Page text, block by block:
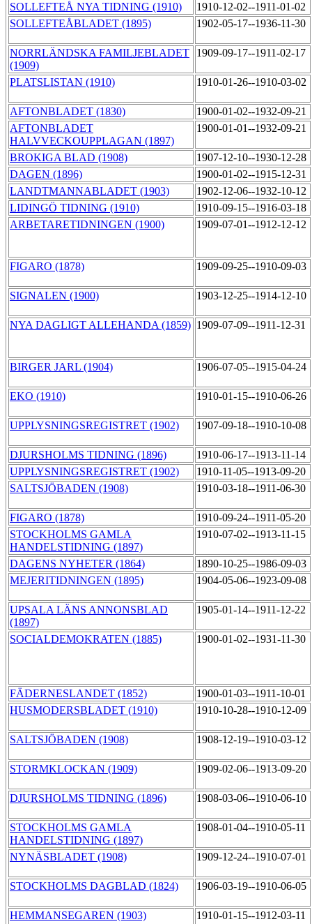
SOLLEFTEÅ NYA TIDNING (1910)
1910-12-02--1911-01-02
SOLLEFTEÅBLADET (1895)
1902-05-17--1936-11-30
NORRLÄNDSKA FAMILJEBLADET
(1909)
1909-09-17--1911-02-17
PLATSLISTAN (1910) 1910-01-26--1910-03-02
AFTONBLADET (1830)
1900-01-02--1932-09-21
AFTONBLADET
HALVVECKOUPPLAGAN (1897)
1900-01-01--1932-09-21
BROKIGA BLAD (1908)
1907-12-10--1930-12-28
DAGEN (1896)
1900-01-02--1915-12-31
LANDTMANNABLADET (1903)
1902-12-06--1932-10-12
LIDINGÖ TIDNING (1910)
1910-09-15--1916-03-18
ARBETARETIDNINGEN (1900)
1909-07-01--1912-12-12
FIGARO (1878) 1909-09-25--1910-09-03
SIGNALEN (1900) 1903-12-25--1914-12-10
NYA DAGLIGT ALLEHANDA (1859) 1909-07-09--1911-12-31
BIRGER JARL (1904) 1906-07-05--1915-04-24
EKO (1910) 1910-01-15--1910-06-26
UPPLYSNINGSREGISTRET (1902) 1907-09-18--1910-10-08
DJURSHOLMS TIDNING (1896)
1910-06-17--1913-11-14
UPPLYSNINGSREGISTRET (1902)
1910-11-05--1913-09-20
SALTSJÖBADEN (1908)
1910-03-18--1911-06-30
FIGARO (1878)
1910-09-24--1911-05-20
STOCKHOLMS GAMLA
HANDELSTIDNING (1897)
1910-07-02--1913-11-15
DAGENS NYHETER (1864)
1890-10-25--1986-09-03
MEJERITIDNINGEN (1895)
1904-05-06--1923-09-08
UPSALA LÄNS ANNONSBLAD
(1897)
1905-01-14--1911-12-22
SOCIALDEMOKRATEN (1885) 1900-01-02--1931-11-30
FÄDERNESLANDET (1852)
1900-01-03--1911-10-01
HUSMODERSBLADET (1910)
1910-10-28--1910-12-09
SALTSJÖBADEN (1908) 1908-12-19--1910-03-12
STORMKLOCKAN (1909) 1909-02-06--1913-09-20
DJURSHOLMS TIDNING (1896) 1908-03-06--1910-06-10
STOCKHOLMS GAMLA
HANDELSTIDNING (1897)
1908-01-04--1910-05-11
NYNÄSBLADET (1908) 1909-12-24--1910-07-01
STOCKHOLMS DAGBLAD (1824) 1906-03-19--1910-06-05
HEMMANSEGAREN (1903) 1910-01-15--1912-03-11